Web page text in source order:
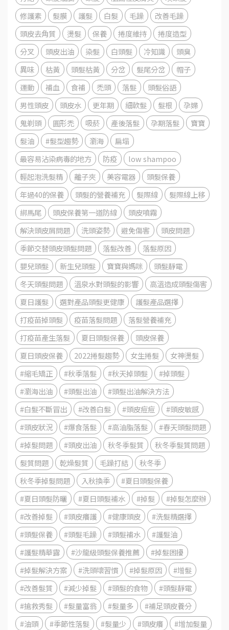
修護素
髮膜 護髮 白髮 毛躁
改善毛躁
頭皮去角質
燙髮 保養 捲度維持
捲度造型
分叉
頭皮出油 染髮 白頭髮 冷知識
頭臭
異味
枯黃 頭髮枯黃 分岔 髮尾分岔
帽子
運動
補血 食補 禿頭 落髮
頭髮俗語
男性頭皮
頭皮水 更年期 細軟髮 髮根
孕婦
鬼剃頭
圓形禿 吸菸 產後落髮 孕期落髮
寶寶
髮油
#髮型趨勢 瀏海
扁塌
最容易沾染病毒的地方
防疫
low shampoo
輕起泡洗髮精
離子夾 美容電器
頭髮保養
年過40的保養
頭髮的營養補充 髮際線
髮際線上移
綁馬尾
頭皮保養第一道防線
頭皮噴霧
解決頭皮屑問題
洗頭姿勢 避免傷害
頭皮問題
季節交替頭皮頭髮問題
落髮改善
落髮原因
嬰兒頭髮
新生兒頭髮 寶寶與媽咪
頭髮靜電
冬天頭髮問題
溫泉水對頭髮的影響
高溫造成頭髮傷害
夏日護髮
選對產品頭髮更健康
護髮產品選擇
打疫苗掉頭髮
疫苗落髮問題
落髮營養補充
打疫苗產生落髮
夏日頭髮保養
頭皮保養
夏日頭皮保養
2022捲髮趨勢 女生捲髮
女神燙髮
#縮毛矯正
#秋季落髮 #秋天掉頭髮
#掉頭髮
#瀏海出油
#頭髮出油
#頭髮出油解決方法
#白髮不斷冒出
#改善白髮 #頭皮痘痘
#頭皮敏感
#頭皮狀況
#爆食落髮 #高油脂落髮
#春天頭髮問題
#掉髮問題
#頭皮出油 秋冬季髮質
秋冬季髮質問題
髮質問題
乾燥髮質 毛躁打結
秋冬季
秋冬季掉髮問題
入秋換季
#夏日頭髮保養
#夏日頭髮防曬
#夏日頭髮補水 #掉髮
#掉髮怎麼辦
#改善掉髮
#頭皮癢護 #健康頭皮
#洗髮精選擇
#頭髮保養
#頭髮毛躁 #頭髮補水
#護髮油
#護髮精華露
#沙龍級頭髮保養推薦
#掉髮困擾
#掉髮解決方案
#洗頭壞習慣 #掉髮原因
#增髮
#改善髮質
#減少掉髮 #頭髮的食物
#頭髮靜電
#搶救秀髮
#髮量富翁 #髮量多
#補足頭皮養分
#油頭
#季節性落髮 #髮量少 #頭皮癢
#增加髮量